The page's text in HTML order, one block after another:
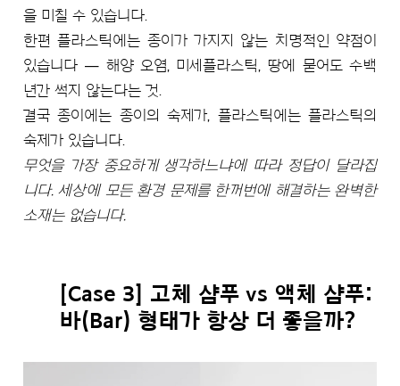
을 미칠 수 있습니다.
한편 플라스틱에는 종이가 가지지 않는 치명적인 약점이
있습니다 — 해양 오염, 미세플라스틱, 땅에 묻어도 수백
년간 썩지 않는다는 것.
결국 종이에는 종이의 숙제가, 플라스틱에는 플라스틱의
숙제가 있습니다.
무엇을 가장 중요하게 생각하느냐에 따라 정답이 달라집
니다. 세상에 모든 환경 문제를 한꺼번에 해결하는 완벽한
소재는 없습니다.
[Case 3] 고체 샴푸 vs 액체 샴푸:
바(Bar) 형태가 항상 더 좋을까?